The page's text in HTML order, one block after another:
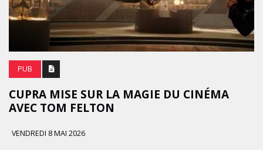
PUB
CUPRA MISE SUR LA MAGIE DU CINÉMA
AVEC TOM FELTON
VENDREDI 8 MAI 2026